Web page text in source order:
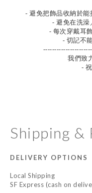
- 避免把飾品收納於
- 避免在洗澡
- 每次穿戴耳
- 切記不
我們致
-
Shipping &
DELIVERY OPTIONS
Local Shipping
SF Express (cash on